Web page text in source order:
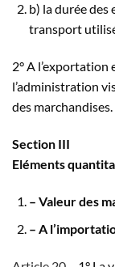
b) la durée des
transport
2° A l’exportation
l’administration
des marchandises.
Section III
Eléments
– Valeur des
– A